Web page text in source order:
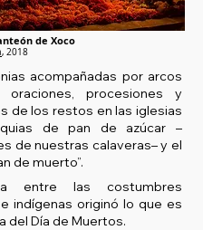
de Xoco
, 2018
acompañadas por arcos
procesiones y
de los restos en las iglesias
de pan de azúcar –
de nuestras calaveras– y el
de muerto”.
entre las costumbres
indígenas originó lo que es
del Día de Muertos.